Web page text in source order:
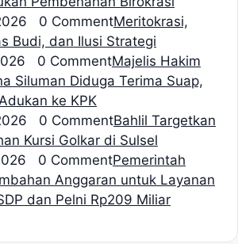
0 CommentMeritokrasi,
Budi, dan Ilusi Strategi
0 CommentMajelis Hakim
Siluman Diduga Terima Suap,
ke KPK
0 CommentBahlil Targetkan
Kursi Golkar di Sulsel
0 CommentPemerintah
Anggaran untuk Layanan
dan Pelni Rp209 Miliar